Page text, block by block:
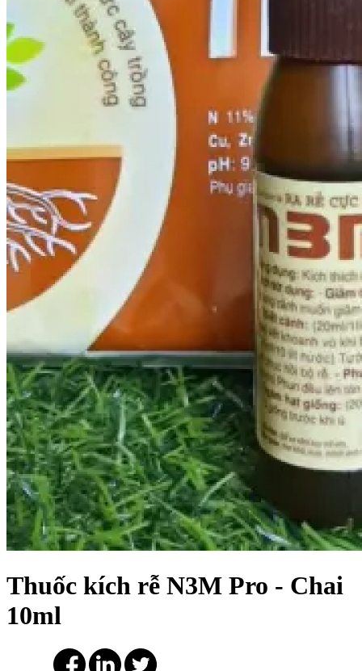
Thuốc kích rễ N3M Pro - Chai
10ml